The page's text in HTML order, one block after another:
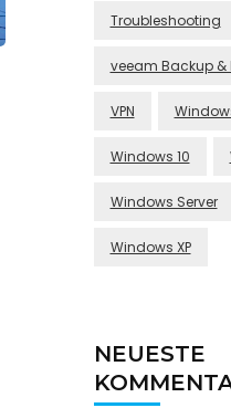
Troubleshooting
veeam Backup &
VPN
Windows 10
Windows Server
Windows XP
NEUESTE